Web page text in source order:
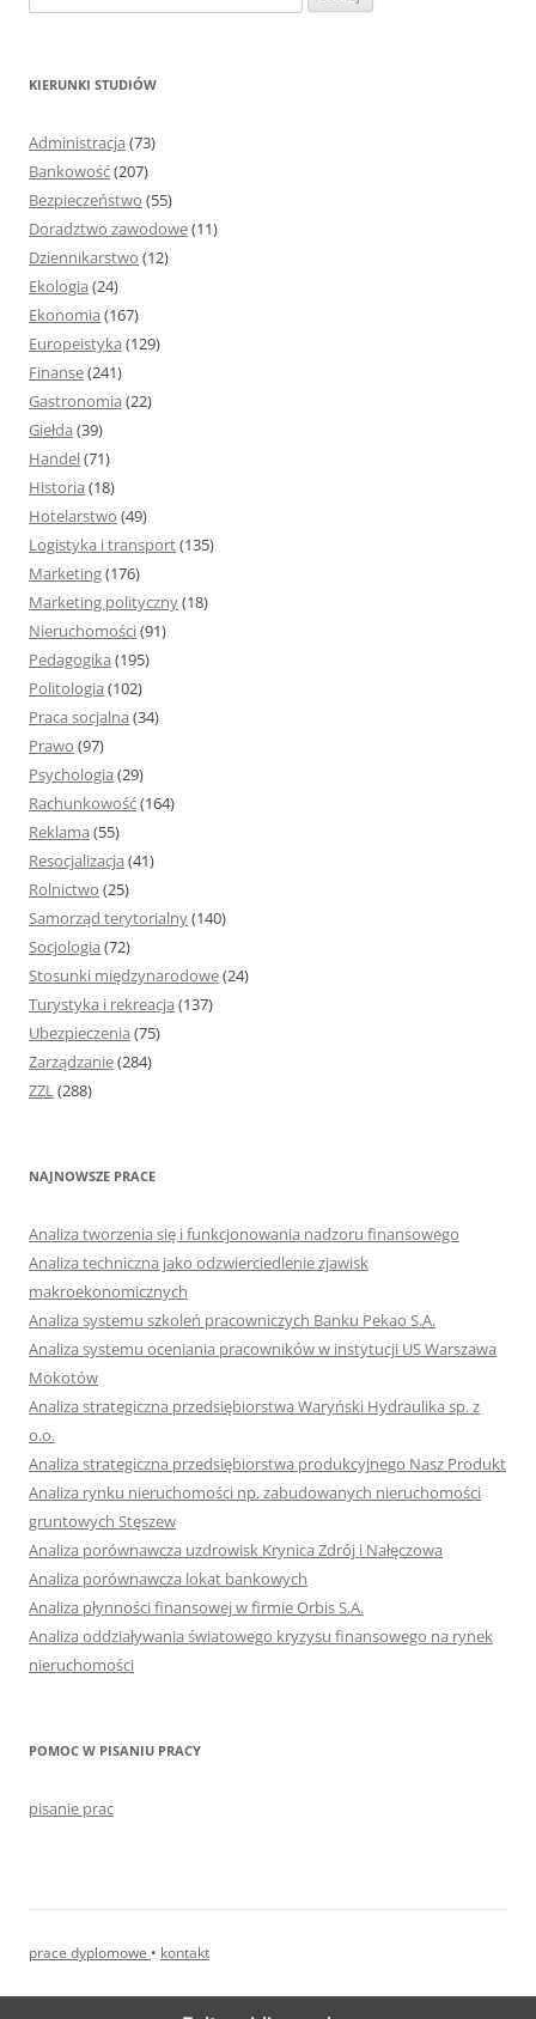
z
KIERUNKI STUDIÓW
Administracja (73)
Bankowość(207)
Bezpieczeństwo (55)
Doradztwo zawodowe(11)
Dziennikarstwo (12)
Ekologia (24)
Ekonomia (167)
Europeistyka (129)
Finanse(241)
Gastronomia (22)
Giełda (39)
Handel(71)
Historia (18)
Hotelarstwo (49)
Logistyka i transport(135)
Marketing(176)
Marketing polityczny(18)
Nieruchomości(91)
Pedagogika (195)
Politologia (102)
Praca socjalna (34)
Prawo (97)
Psychologia (29)
Rachunkowość(164)
Reklama (55)
Resocjalizacja (41)
Rolnictwo (25)
Samorząd terytorialny(140)
Socjologia (72)
Stosunki międzynarodowe(24)
Turystyka i rekreacja (137)
Ubezpieczenia (75)
Zarządzanie(284)
ZZL(288)
NAJNOWSZE PRACE
Analiza tworzenia się i funkcjonowania nadzoru finansowego
Analiza techniczna jako odzwierciedlenie zjawisk
makroekonomicznych
Analiza systemu szkoleń pracowniczych Banku Pekao S.A.
Analiza systemu oceniania pracowników w instytucji US Warszawa
Mokotów
Analiza strategiczna przedsiębiorstwa Waryński Hydraulika sp. z
o.o.
Analiza strategiczna przedsiębiorstwa produkcyjnego Nasz Produkt
Analiza rynku nieruchomości np. zabudowanych nieruchomości
gruntowych Stęszew
Analiza porównawcza uzdrowisk Krynica Zdrój i Nałęczowa
Analiza porównawcza lokat bankowych
Analiza płynności finansowej w firmie Orbis S.A.
Analiza oddziaływania światowego kryzysu finansowego na rynek
nieruchomości
POMOC W PISANIU PRACY
pisanie prac
prace dyplomowe • kontakt